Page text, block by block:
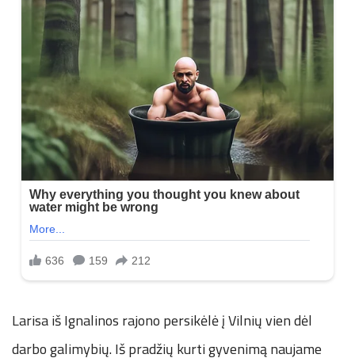
Larisa iš Ignalinos rajono persikėlė į Vilnių vien dėl
darbo galimybių. Iš pradžių kurti gyvenimą naujame